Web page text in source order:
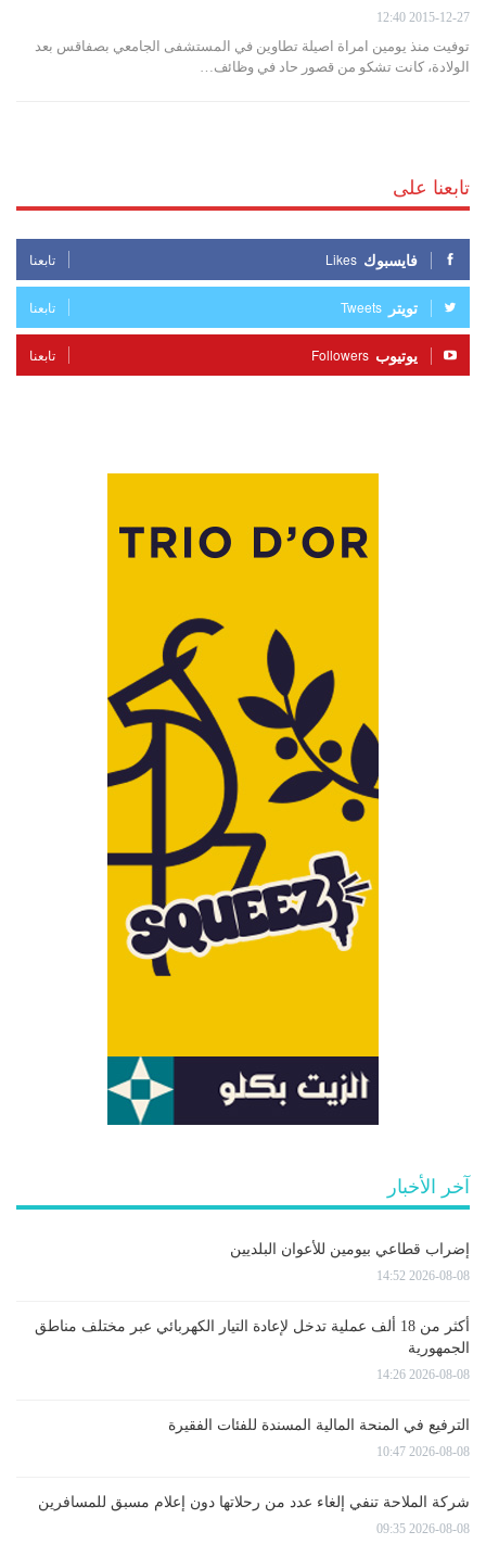
2015-12-27 12:40
توفيت منذ يومين امراة اصيلة تطاوين في المستشفى الجامعي بصفاقس بعد
الولادة، كانت تشكو من قصور حاد في وظائف…
تابعنا على
فايسبوك Likes تابعنا
تويتر Tweets تابعنا
يوتيوب Followers تابعنا
آخر الأخبار
إضراب قطاعي بيومين للأعوان البلديين
2026-08-08 14:52
أكثر من 18 ألف عملية تدخل لإعادة التيار الكهربائي عبر مختلف مناطق
الجمهورية
2026-08-08 14:26
الترفيع في المنحة المالية المسندة للفئات الفقيرة
2026-08-08 10:47
شركة الملاحة تنفي إلغاء عدد من رحلاتها دون إعلام مسبق للمسافرين
2026-08-08 09:35